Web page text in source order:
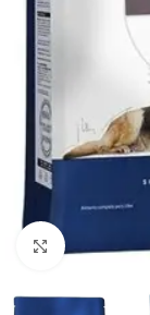
Haga clic